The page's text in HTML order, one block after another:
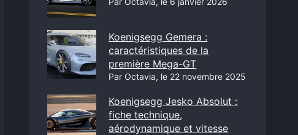
Koenigsegg Gemera :
caractéristiques de la
première Mega-GT
Par Octavia, le 22 novembre 2025
Koenigsegg Jesko Absolut :
fiche technique,
aérodynamique et vitesse